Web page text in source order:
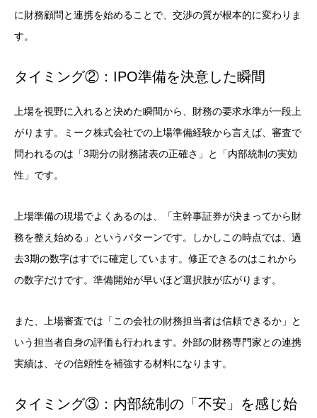
に財務顧問と連携を始めることで、交渉の質が根本的に変わりま
す。
タイミング②：IPO準備を決意した瞬間
上場を視野に入れると決めた瞬間から、財務の要求水準が一段上
がります。ミーク株式会社での上場準備経験から言えば、審査で
問われるのは「3期分の財務諸表の正確さ」と「内部統制の実効
性」です。
上場準備の現場でよくあるのは、「主幹事証券が決まってから財
務を整え始める」というパターンです。しかしこの時点では、過
去3期の数字はすでに確定しています。修正できるのはこれから
の数字だけです。準備開始が早いほど選択肢が広がります。
また、上場審査では「この会社の財務担当者は信頼できるか」と
いう担当者自身の評価も行われます。外部の財務専門家との連携
実績は、その信頼性を補強する材料になります。
タイミング③：内部統制の「不安」を感じ始